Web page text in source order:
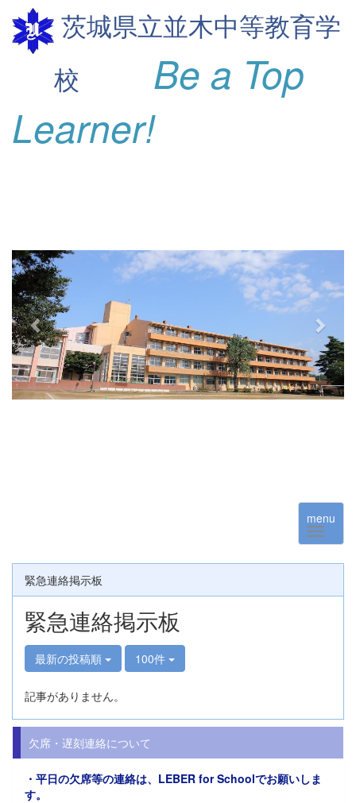
茨城県立並木中等教育学
校
Be a Top
Learner!
i
o
u
s
menu
緊急連絡掲示板
緊急連絡掲示板
最新の投稿順 100件
記事がありません。
欠席・遅刻連絡について
・平日の欠席等の連絡は、 LEBER for Schoolでお願いしま
す。